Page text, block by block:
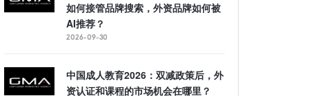
如何接管品牌搜索，外资品牌如何被
AI推荐？
2026-09-30
中国成人教育2026：双减政策后，外
资认证和课程的市场机会在哪里？